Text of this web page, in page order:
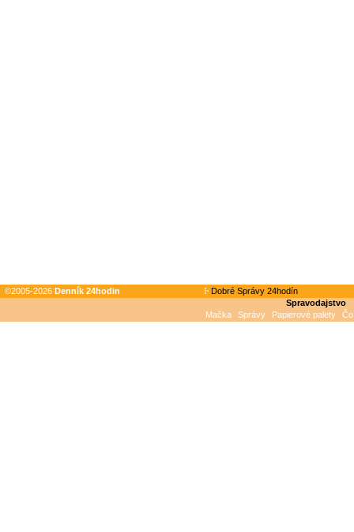
©2005-2026 Denník 24hodin
Dobré Správy 24hodín
Spravodajstvo
Mačka
Správy Papierové palety